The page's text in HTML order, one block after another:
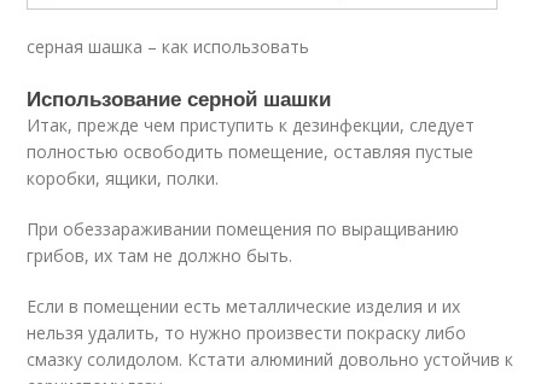
серная шашка – как использовать
Использование серной шашки
Итак, прежде чем приступить к дезинфекции, следует
полностью освободить помещение, оставляя пустые
коробки, ящики, полки.
При обеззараживании помещения по выращиванию
грибов, их там не должно быть.
Если в помещении есть металлические изделия и их
нельзя удалить, то нужно произвести покраску либо
смазку солидолом. Кстати алюминий довольно устойчив к